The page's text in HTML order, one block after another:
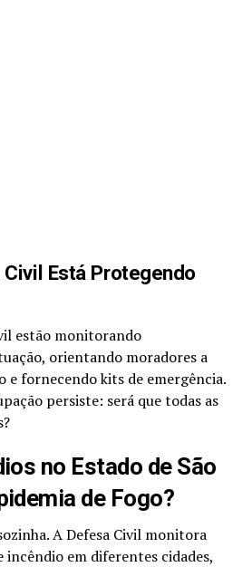
Está Protegendo
estão monitorando
orientando moradores a
e fornecendo kits de emergência.
persiste: será que todas as
no Estado de São
de Fogo?
A Defesa Civil monitora
em diferentes cidades,